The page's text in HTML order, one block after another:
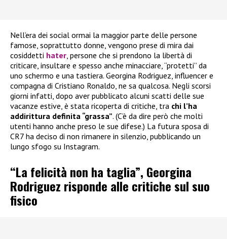
Nell’era dei social ormai la maggior parte delle persone
famose, soprattutto donne, vengono prese di mira dai
cosiddetti hater, persone che si prendono la libertà di
criticare, insultare e spesso anche minacciare, “protetti” da
uno schermo e una tastiera. Georgina Rodriguez, influencer e
compagna di Cristiano Ronaldo, ne sa qualcosa. Negli scorsi
giorni infatti, dopo aver pubblicato alcuni scatti delle sue
vacanze estive, è stata ricoperta di critiche, tra chi l’ha
addirittura definita “grassa”. (C’è da dire però che molti
utenti hanno anche preso le sue difese.) La futura sposa di
CR7 ha deciso di non rimanere in silenzio, pubblicando un
lungo sfogo su Instagram.
“La felicità non ha taglia”, Georgina
Rodriguez risponde alle critiche sul suo
fisico